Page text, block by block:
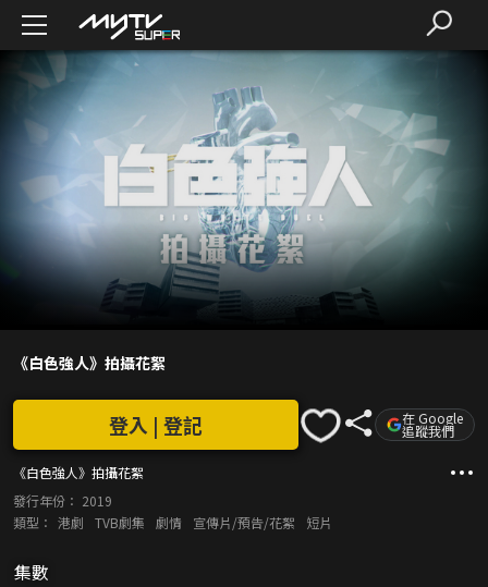
《白色強人》拍攝花絮
《白色強人》拍攝花絮
登入 | 登記 在 Google
追蹤我們
發行年份： 2019
類型： 港劇 TVB劇集 劇情 宣傳片/預告/花絮 短片
集數